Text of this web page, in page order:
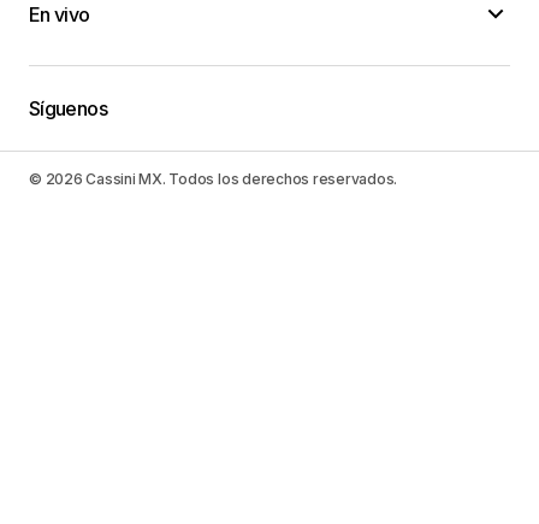
En vivo
Síguenos
© 2026 Cassini MX. Todos los derechos reservados.